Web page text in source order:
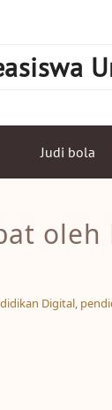
Judi bola
Digital,